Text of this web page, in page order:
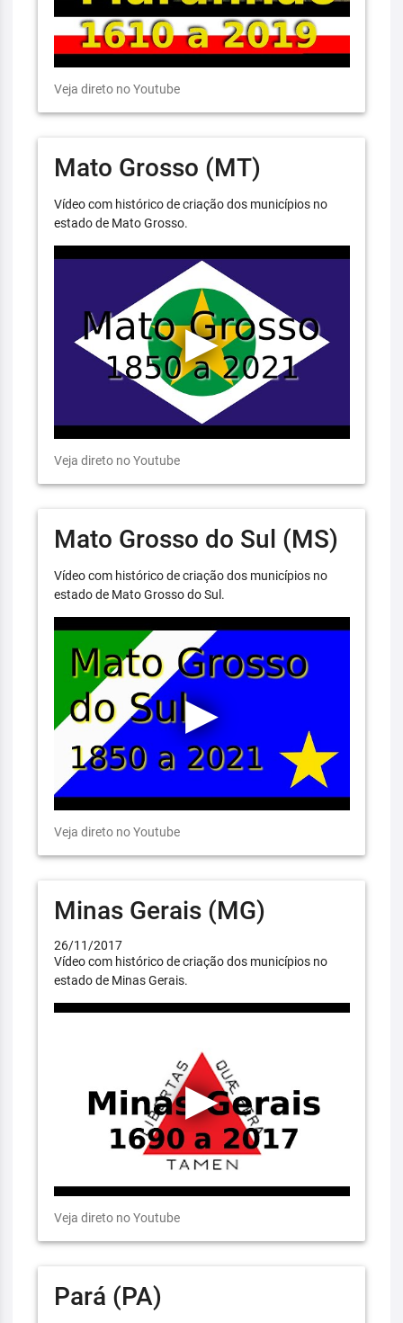
Veja direto no Youtube
Mato Grosso (MT)
Vídeo com histórico de criação dos municípios no
estado de Mato Grosso.
Veja direto no Youtube
Mato Grosso do Sul (MS)
Vídeo com histórico de criação dos municípios no
estado de Mato Grosso do Sul.
Veja direto no Youtube
Minas Gerais (MG)
26/11/2017
Vídeo com histórico de criação dos municípios no
estado de Minas Gerais.
Veja direto no Youtube
Pará (PA)